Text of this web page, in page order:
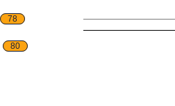
78
80